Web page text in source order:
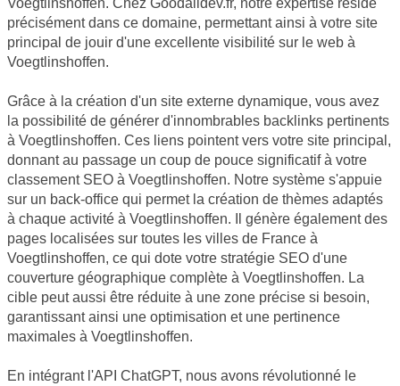
précisément dans ce domaine, permettant ainsi à votre site
principal de jouir d'une excellente visibilité sur le web à
Voegtlinshoffen.
Grâce à la création d'un site externe dynamique, vous avez
la possibilité de générer d'innombrables backlinks pertinents
à Voegtlinshoffen. Ces liens pointent vers votre site principal,
donnant au passage un coup de pouce significatif à votre
classement SEO à Voegtlinshoffen. Notre système s'appuie
sur un back-office qui permet la création de thèmes adaptés
à chaque activité à Voegtlinshoffen. Il génère également des
pages localisées sur toutes les villes de France à
Voegtlinshoffen, ce qui dote votre stratégie SEO d'une
couverture géographique complète à Voegtlinshoffen. La
cible peut aussi être réduite à une zone précise si besoin,
garantissant ainsi une optimisation et une pertinence
maximales à Voegtlinshoffen.
En intégrant l'API ChatGPT, nous avons révolutionné le